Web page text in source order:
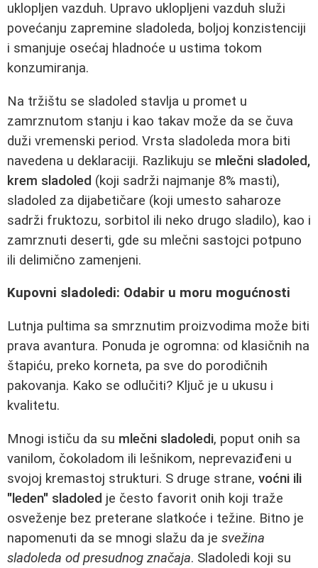
uklopljen vazduh. Upravo uklopljeni vazduh služi
povećanju zapremine sladoleda, boljoj konzistenciji
i smanjuje osećaj hladnoće u ustima tokom
konzumiranja.
Na tržištu se sladoled stavlja u promet u
zamrznutom stanju i kao takav može da se čuva
duži vremenski period. Vrsta sladoleda mora biti
navedena u deklaraciji. Razlikuju se mlečni sladoled,
krem sladoled (koji sadrži najmanje 8% masti),
sladoled za dijabetičare (koji umesto saharoze
sadrži fruktozu, sorbitol ili neko drugo sladilo), kao i
zamrznuti deserti, gde su mlečni sastojci potpuno
ili delimično zamenjeni.
Kupovni sladoledi: Odabir u moru mogućnosti
Lutnja pultima sa smrznutim proizvodima može biti
prava avantura. Ponuda je ogromna: od klasičnih na
štapiću, preko korneta, pa sve do porodičnih
pakovanja. Kako se odlučiti? Ključ je u ukusu i
kvalitetu.
Mnogi ističu da su mlečni sladoledi, poput onih sa
vanilom, čokoladom ili lešnikom, neprevaziđeni u
svojoj kremastoj strukturi. S druge strane, voćni ili
"leden" sladoled je često favorit onih koji traže
osveženje bez preterane slatkoće i težine. Bitno je
napomenuti da se mnogi slažu da je svežina
sladoleda od presudnog značaja. Sladoledi koji su